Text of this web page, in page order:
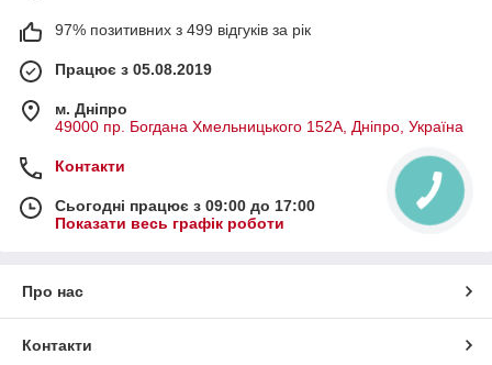
97% позитивних з 499 відгуків за рік
Працює з 05.08.2019
м. Дніпро
49000 пр. Богдана Хмельницького 152А, Дніпро, Україна
Контакти
Сьогодні працює з 09:00 до 17:00
Показати весь графік роботи
Про нас
Контакти